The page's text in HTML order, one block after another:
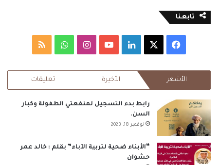
تابعنا
فيسبوك لينكدإن‫YouTubeانستقرامواتسابملخص
RSS الأشهر الأخيرة تعليقات
رابط بدء التسجيل لمنفعتي الطفولة وكبار
السن.
نوفمبر 18, 2023
“الأبناء ضحية لتربية الآباء” بقلم : خالد عمر
حشوان